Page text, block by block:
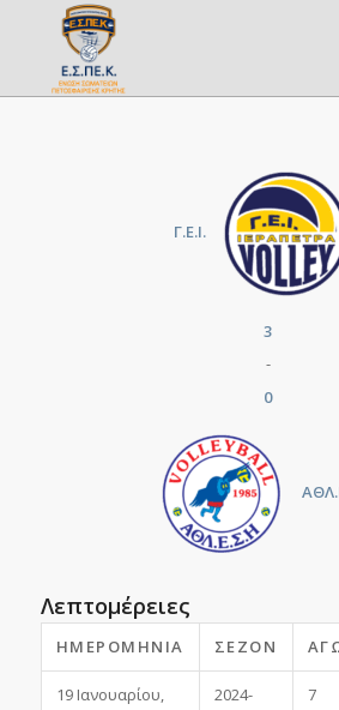
Γ.Ε.Ι.
3
-
0
Λεπτομέρειες
ΗΜΕΡΟΜΗΝΊΑ ΣΕΖΌΝ
19 Ιανουαρίου,
2024-
7